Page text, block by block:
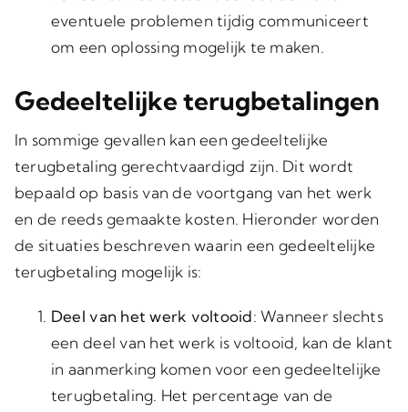
eventuele problemen tijdig communiceert
om een oplossing mogelijk te maken.
Gedeeltelijke terugbetalingen
In sommige gevallen kan een gedeeltelijke
terugbetaling gerechtvaardigd zijn. Dit wordt
bepaald op basis van de voortgang van het werk
en de reeds gemaakte kosten. Hieronder worden
de situaties beschreven waarin een gedeeltelijke
terugbetaling mogelijk is:
Deel van het werk voltooid: Wanneer slechts
een deel van het werk is voltooid, kan de klant
in aanmerking komen voor een gedeeltelijke
terugbetaling. Het percentage van de